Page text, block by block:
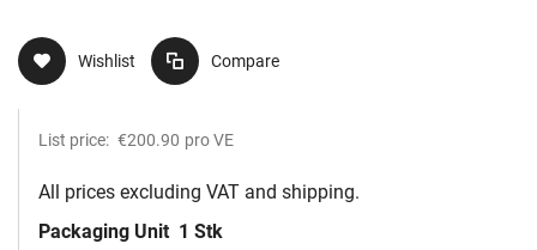
Wishlist Compare
List price: €200.90 pro VE
All prices excluding VAT and shipping.
Packaging Unit 1 Stk